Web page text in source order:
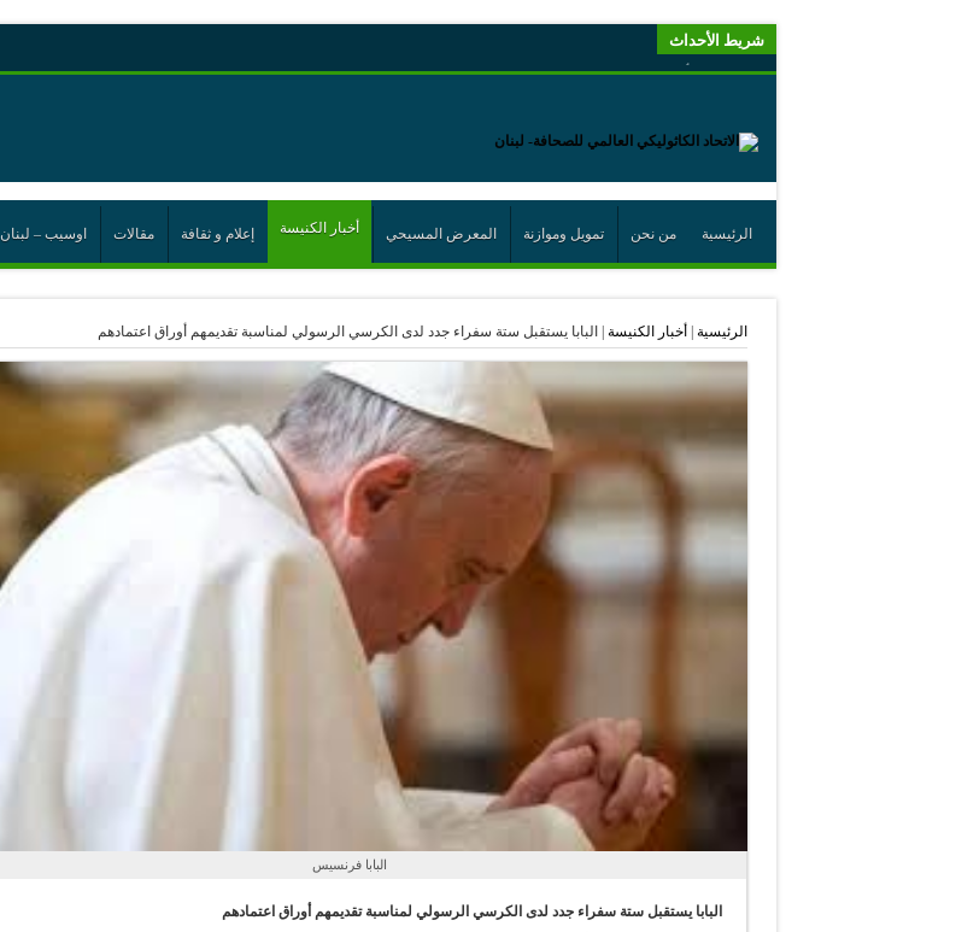
شريط الأحداث
“لبنانيون من أجل الكيان” (اتحاد اورا) : طرح رئيس الجمهورية حول اللامركزية الموسعة شرط واجب للخروج من حالة الجمود
يتبع في معنى الأعجوبة
ترشيح أسعد جوان لجائزة نوبل يعزّز تثبيت
رئيسة أوسيب لبنان تلتقي غبطة البطريرك وتطلع على نشاطات الإتحاد
الأعجوبة في المسيحيّة: معنًى وحدًّا
لقاء إعلامي لمكتب راعوية الشبيبة- بكركي
أيّ عيش مشترك نريد؟
الرئيسية من نحن تمويل وموازنة المعرض المسيحي أخبار الكنيسة إعلام و ثقافة مقالات اوسيب – لبنان
الرئيسية أخبار الكنيسة البابا يستقبل ستة سفراء جدد لدى الكرسي الرسولي لمناسبة تقديمهم أوراق اعتمادهم
البابا فرنسيس
البابا يستقبل ستة سفراء جدد لدى الكرسي الرسولي لمناسبة تقديمهم أوراق اعتمادهم